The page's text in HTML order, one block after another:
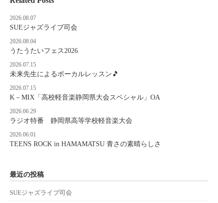
2026.08.07
SUEジャズライブ司会
2026.08.04
うたうたいフェス2026
2026.07.15
未来先生によるボーカルレッスン🎵
2026.07.15
K－MIX「高校軽音楽静岡県大会スペシャル」OA
2026.06.29
ラジオ特番 静岡県高等学校軽音楽大会
2026.06.01
TEENS ROCK in HAMAMATSU 青さの素晴らしさ
最近の投稿
SUEジャズライブ司会